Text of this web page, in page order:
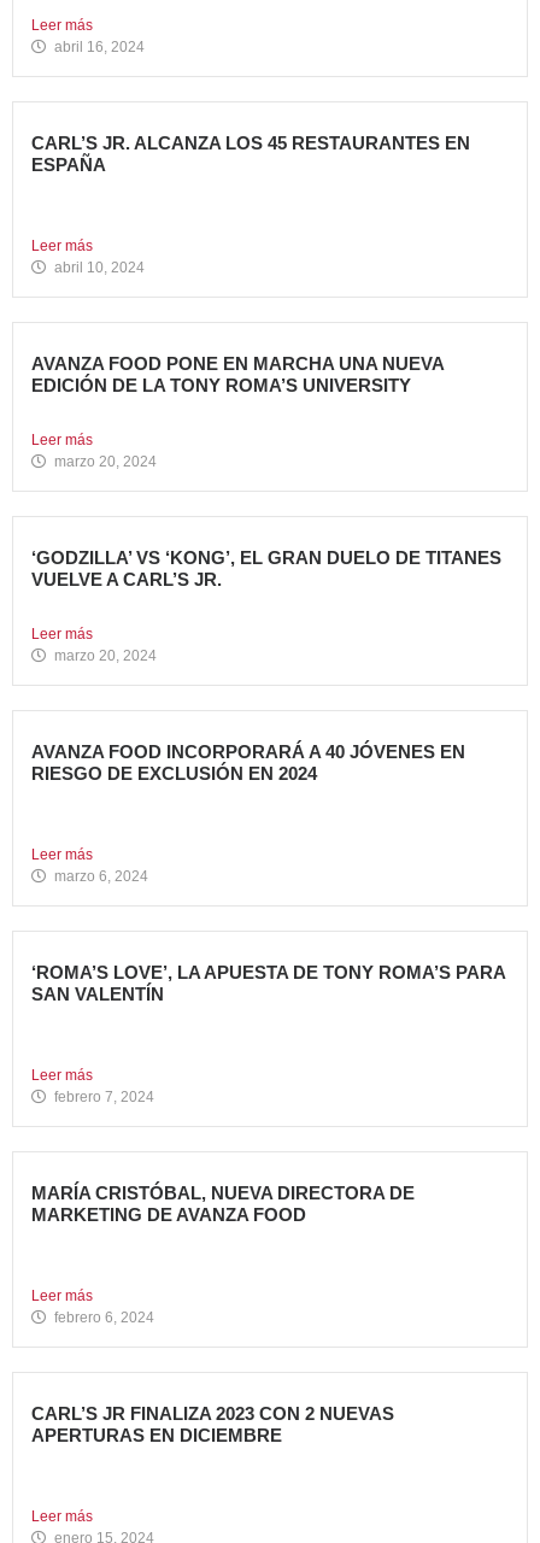
Leer más
abril 16, 2024
CARL’S JR. ALCANZA LOS 45 RESTAURANTES EN
ESPAÑA
Leer más
abril 10, 2024
AVANZA FOOD PONE EN MARCHA UNA NUEVA
EDICIÓN DE LA TONY ROMA’S UNIVERSITY
Leer más
marzo 20, 2024
‘GODZILLA’ VS ‘KONG’, EL GRAN DUELO DE TITANES
VUELVE A CARL’S JR.
Leer más
marzo 20, 2024
AVANZA FOOD INCORPORARÁ A 40 JÓVENES EN
RIESGO DE EXCLUSIÓN EN 2024
Leer más
marzo 6, 2024
‘ROMA’S LOVE’, LA APUESTA DE TONY ROMA’S PARA
SAN VALENTÍN
Leer más
febrero 7, 2024
MARÍA CRISTÓBAL, NUEVA DIRECTORA DE
MARKETING DE AVANZA FOOD
Leer más
febrero 6, 2024
CARL’S JR FINALIZA 2023 CON 2 NUEVAS
APERTURAS EN DICIEMBRE
Leer más
enero 15, 2024